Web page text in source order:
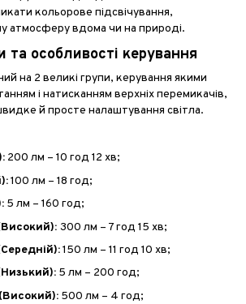
кольорове підсвічування,
атмосферу вдома чи на природі.
особливості керування
на 2 великі групи, керування якими
і натисканням верхніх перемикачів,
й просте налаштування світла.
200 лм – 10 год 12 хв;
100 лм – 18 год;
5 лм – 160 год;
300 лм – 7 год 15 хв;
150 лм – 11 год 10 хв;
5 лм – 200 год;
500 лм – 4 год;